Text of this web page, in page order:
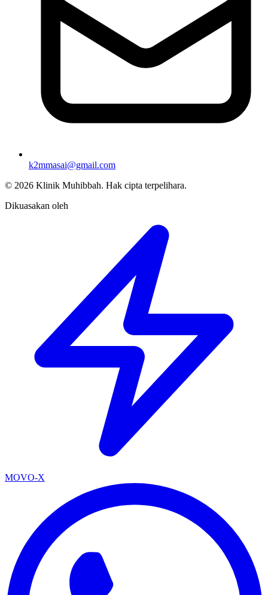
k2mmasai@gmail.com
© 2026 Klinik Muhibbah. Hak cipta terpelihara.
Dikuasakan oleh
MOVO-X